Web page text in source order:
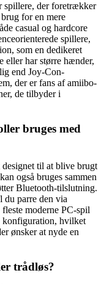
spillere, der foretrækker
for en mere
casual og hardcore
spillere,
som en dedikeret
har større hænder,
end Joy-Con-
der er fans af amiibo-
de tilbyder i
bruges med
til at blive brugt
også bruges sammen
Bluetooth-tilslutning.
du parre den via
moderne PC-spil
konfiguration, hvilket
ønsker at nyde en
trådløs?